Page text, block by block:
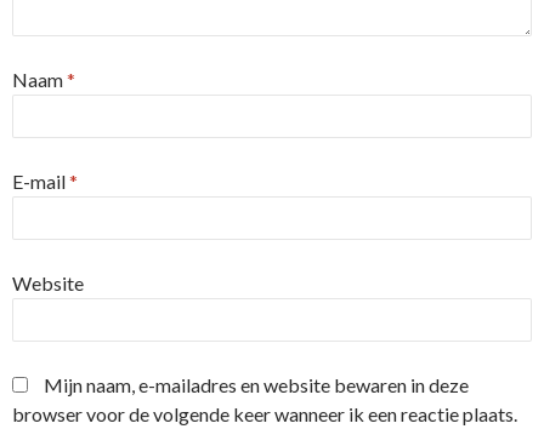
Naam*
E-mail*
Website
Mijn naam, e-mailadres en website bewaren in deze
browser voor de volgende keer wanneer ik een reactie plaats.